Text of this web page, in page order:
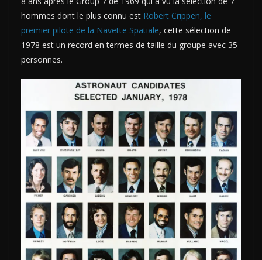
hommes dont le plus connu est Robert Crippen, le
premier pilote de la Navette Spatiale, cette sélection de
1978 est un record en termes de taille du groupe avec 35
personnes.